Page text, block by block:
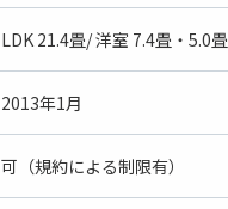
LDK 21.4畳/ 洋室 7.4畳・5.0畳
2013年1月
可（規約による制限有）